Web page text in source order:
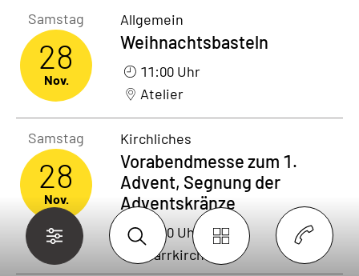
Samstag
28
Nov.
Weihnachtsbasteln
Allgemein
11:00 Uhr
Atelier
Samstag
28
Nov.
Vorabendmesse zum 1.
Advent, Segnung der
Adventskränze
Kirchliches
18:00 Uhr
Pfarrkirche